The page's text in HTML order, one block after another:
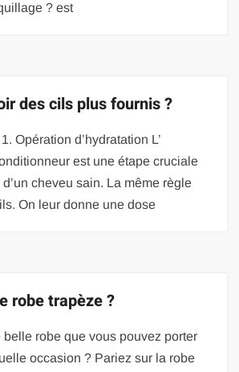
? est
des cils plus fournis ?
Opération d’hydratation L’
est une étape cruciale
cheveu sain. La même règle
On leur donne une dose
robe trapèze ?
belle robe que vous pouvez porter
occasion ? Pariez sur la robe